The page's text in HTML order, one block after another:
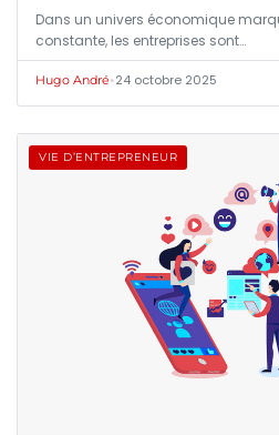
Dans un univers économique
constante, les entreprises sont…
Hugo André•24 octobre 2025
VIE D’ENTREPRENEUR